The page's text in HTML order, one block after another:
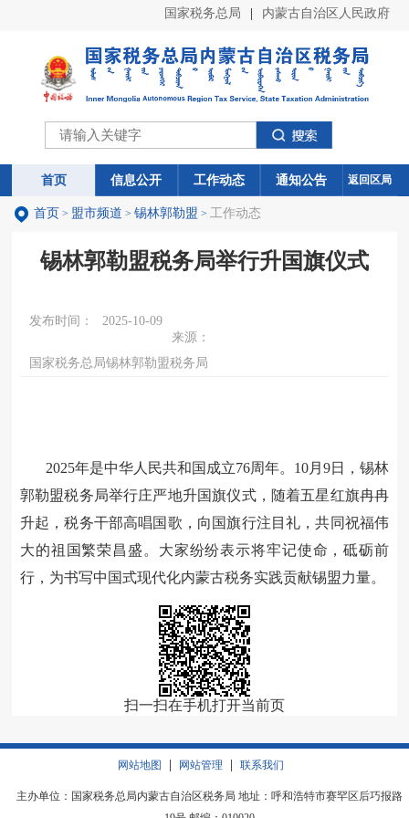
国家税务总局 内蒙古自治区人民政府
首页 信息公开 工作动态 通知公告
首页 信息公开 工作动态 通知公告 返回区局
首页 > 盟市频道 > 锡林郭勒盟 > 工作动态
锡林郭勒盟税务局举行升国旗仪式
发布时间：
2025-10-09
来源：
国家税务总局锡林郭勒盟税务局
2025年是中华人民共和国成立76周年。 10月9日，锡林
郭勒盟税务局举行庄严地升国旗仪式，随着五星红旗冉冉
升起，税务干部高唱国歌，向国旗行注目礼，共同祝福伟
大的祖国繁荣昌盛。大家纷纷表示将牢记使命，砥砺前
行，为书写中国式现代化内蒙古税务实践贡献锡盟力量。
扫一扫在手机打开当前页
网站地图 网站管理 联系我们
主办单位：国家税务总局内蒙古自治区税务局 地址：呼和浩特市赛罕区后巧报路